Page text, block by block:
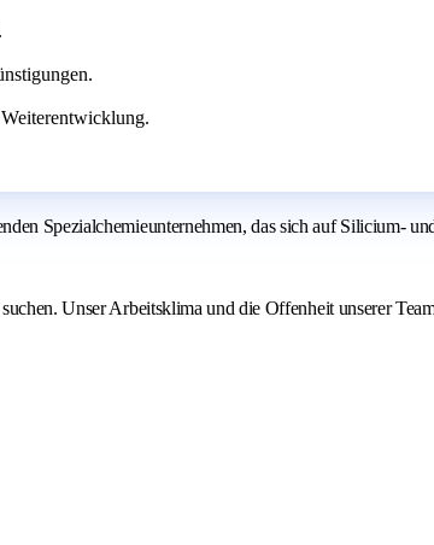
Spezialchemieunternehmen, das sich auf Silicium-
Unser Arbeitsklima und die Offenheit unserer